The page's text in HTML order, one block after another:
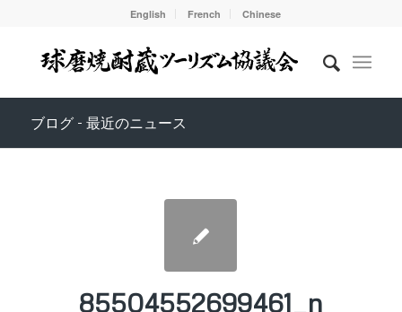
English French Chinese
ブログ - 最近のニュース
85504552699461_n